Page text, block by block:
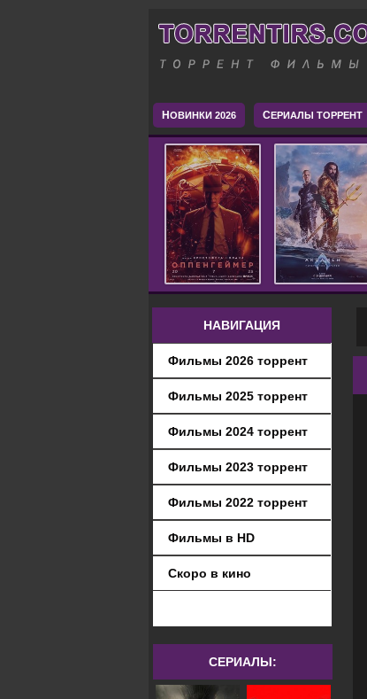
НОВИНКИ 2026 СЕРИАЛЫ ТОРРЕНТ
НАВИГАЦИЯ
Фильмы 2026 торрент
Фильмы 2025 торрент
Фильмы 2024 торрент
Фильмы 2023 торрент
Фильмы 2022 торрент
Фильмы в HD
Скоро в кино
СЕРИАЛЫ: